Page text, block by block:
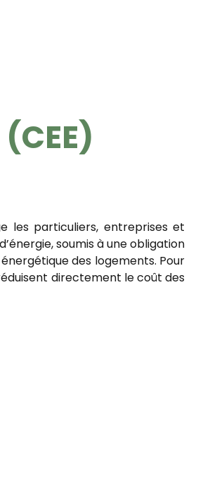
les particuliers, entreprises et
soumis à une obligation
des logements. Pour
directement le coût des